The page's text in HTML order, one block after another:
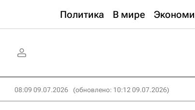
Политика В мире
08:09 09.07.2026 (обновлено: 10:12 09.07.2026)